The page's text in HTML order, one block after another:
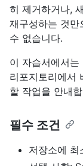
히 제거하거나,
재구성하는 것
수 없습니다.
이 자습서에서
리포지토리에서
할 작업을 안내
필수 조건
저장소에 최